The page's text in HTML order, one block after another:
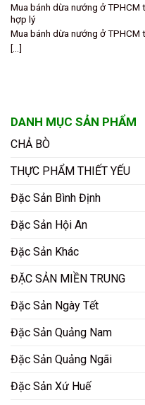
DANH MỤC SẢN PHẨM
CHẢ BÒ
THỰC PHẨM THIẾT YẾU
Đặc Sản Bình Định
Đặc Sản Hội An
Đặc Sản Khác
ĐẶC SẢN MIỀN TRUNG
Đặc Sản Ngày Tết
Đặc Sản Quảng Nam
Đặc Sản Quảng Ngãi
Đặc Sản Xứ Huế
Mua bánh dừa nướng ở TPHCM
hợp lý
Mua bánh dừa nướng ở TPHCM
[...]